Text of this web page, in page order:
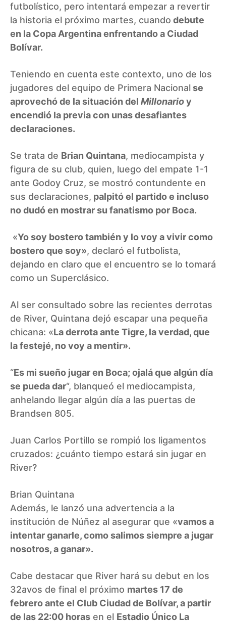
futbolístico, pero intentará empezar a revertir
la historia el próximo martes, cuando debute
en la Copa Argentina enfrentando a Ciudad
Bolívar.
Teniendo en cuenta este contexto, uno de los
jugadores del equipo de Primera Nacionalse
aprovechó de la situación del Millonarioy
encendió la previa con unas desafiantes
declaraciones.
Se trata de Brian Quintana, mediocampista y
figura de su club, quien, luego del empate 1-1
ante Godoy Cruz, se mostró contundente en
sus declaraciones, palpitó el partido e incluso
no dudó en mostrar su fanatismo por Boca.
«Yo soy bostero también y lo voy a vivir como
bostero que soy», declaró el futbolista,
dejando en claro que el encuentro se lo tomará
como un Superclásico.
Al ser consultado sobre las recientes derrotas
de River, Quintana dejó escapar una pequeña
chicana: «La derrota ante Tigre, la verdad, que
la festejé, no voy a mentir».
“Es mi sueño jugar en Boca; ojalá que algún día
se pueda dar“, blanqueó el mediocampista,
anhelando llegar algún día a las puertas de
Brandsen 805.
Juan Carlos Portillo se rompió los ligamentos
cruzados: ¿cuánto tiempo estará sin jugar en
River?
Brian Quintana
Además, le lanzó una advertencia a la
institución de Núñez al asegurar que «vamos a
intentar ganarle, como salimos siempre a jugar
nosotros, a ganar».
Cabe destacar que River hará su debut en los
32avos de final el próximo martes 17 de
febrero ante el Club Ciudad de Bolívar, a partir
de las 22:00 horas en el Estadio Único La